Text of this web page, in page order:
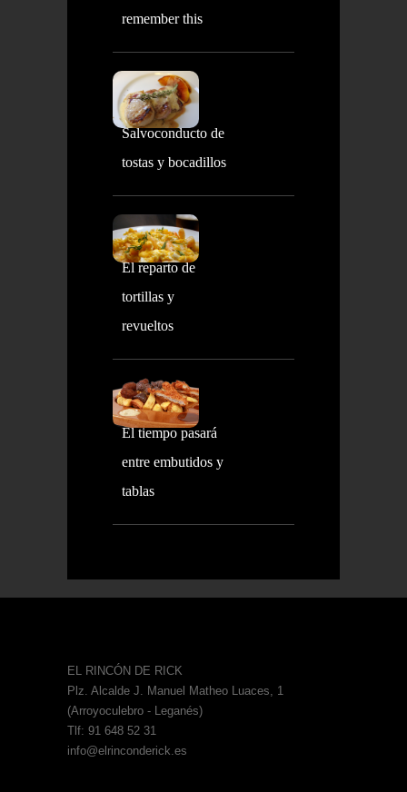
remember this
Salvoconducto de
tostas y bocadillos
El reparto de
tortillas y
revueltos
El tiempo pasará
entre embutidos y
tablas
EL RINCÓN DE RICK
Plz. Alcalde J. Manuel Matheo Luaces, 1
(Arroyoculebro - Leganés)
Tlf: 91 648 52 31
info@elrinconderick.es